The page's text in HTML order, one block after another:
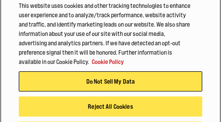
Motivos para Escolher Hyster: Descubra Agora
MANUTENÇÃO DA EMPILHADEIRA HYSTER®
© 2026 Hyster-Yale Materials Handling, Inc., todos os direitos reservados.
Termos de utilização
Código de Conduta Para Parceiros Comerciais
Política de Cookies
This website uses cookies and other tracking technologies to enhance
user experience and to analyze/track performance, website activity
and traffic, and identify marketing leads on our website. We also share
information about your use of our site with our social media,
advertising and analytics partners. If we have detected an opt-out
preference signal then it will be honored. Further information is
available in our Cookie Policy. Cookie Policy
Do Not Sell My Data
Reject All Cookies